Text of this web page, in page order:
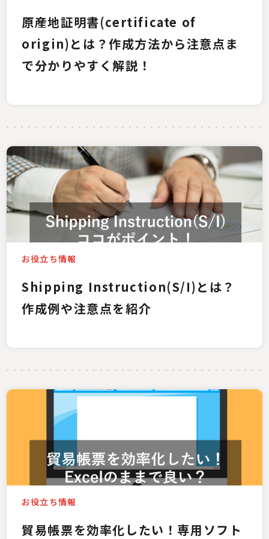
原産地証明書(certificate of
origin)とは？作成方法から注意点ま
で分かりやすく解説！
お役立ち情報
Shipping Instruction(S/I)とは？
作成例や注意点を紹介
お役立ち情報
貿易帳票を効率化したい！専用ソフト